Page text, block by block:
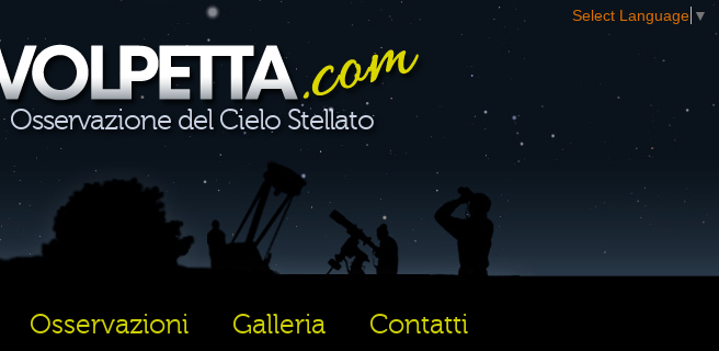
Osservazione del Cielo Stellato
Select Language ▼
Osservazioni Galleria Contatti